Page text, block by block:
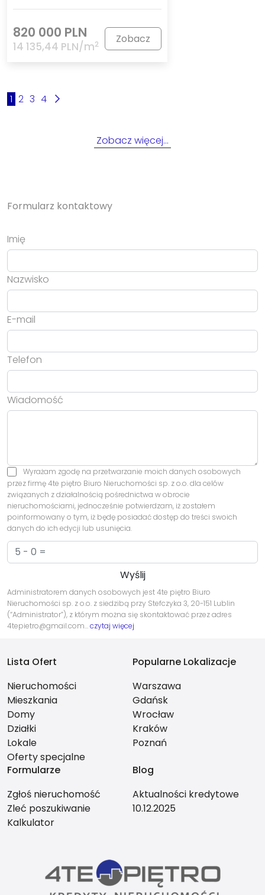
820 000 PLN
14 135,44 PLN/m2 Zobacz
1 2 3 4
Zobacz więcej…
Formularz kontaktowy
Imię
Nazwisko
E-mail
Telefon
Wiadomość
Wyrażam zgodę na przetwarzanie moich danych osobowych
przez firmę 4te piętro Biuro Nieruchomości sp. z o.o. dla celów
związanych z działalnością pośrednictwa w obrocie
nieruchomościami, jednocześnie potwierdzam, iż zostałem
poinformowany o tym, iż będę posiadać dostęp do treści swoich
danych do ich edycji lub usunięcia.
Administratorem danych osobowych jest 4te piętro Biuro
Nieruchomości sp. z o.o. z siedzibą przy Stefczyka 3, 20-151 Lublin
(“Administrator”), z którym można się skontaktować przez adres
4tepietro@gmail.com…czytaj więcej
Lista Ofert
Nieruchomości
Mieszkania
Domy
Działki
Lokale
Oferty specjalne
Popularne Lokalizacje
Warszawa
Gdańsk
Wrocław
Kraków
Poznań
Formularze
Zgłoś nieruchomość
Zleć poszukiwanie
Kalkulator
Blog
Aktualności kredytowe
10.12.2025